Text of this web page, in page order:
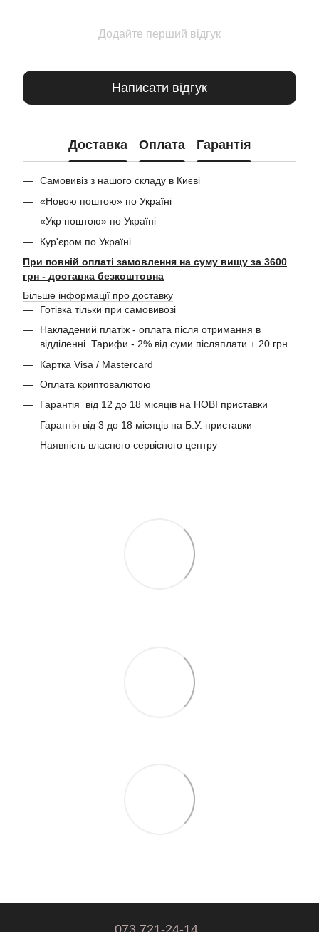
Додайте перший відгук
Написати відгук
Доставка Оплата Гарантія
Самовивіз з нашого складу в Києві
«Новою поштою» по Україні
«Укр поштою» по Україні
Кур'єром по Україні
При повній оплаті замовлення на суму вищу за 3600
грн - доставка безкоштовна
Більше інформації про доставку
Готівка тільки при самовивозі
Накладений платіж - оплата після отримання в
відділенні. Тарифи - 2% від суми післяплати + 20 грн
Картка Visa / Mastercard
Оплата криптовалютою
Гарантія від 12 до 18 місяців на НОВІ приставки
Гарантія від 3 до 18 місяців на Б.У. приставки
Наявність власного сервісного центру
073 721-24-14